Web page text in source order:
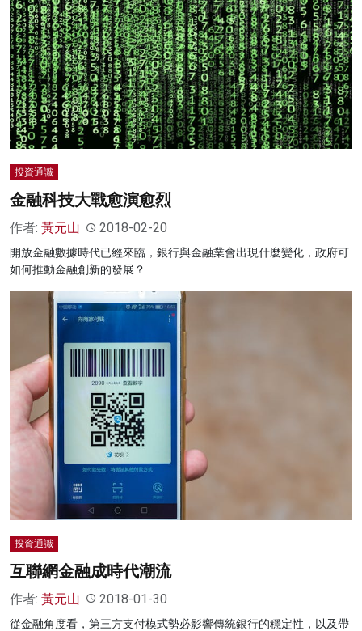
投資通識
金融科技大戰愈演愈烈
作者: 黃元山 2018-02-20
開放金融數據時代已經來臨，銀行與金融業會出現什麼變化，政府可
如何推動金融創新的發展？
投資通識
互聯網金融成時代潮流
作者: 黃元山 2018-01-30
從金融角度看，第三方支付模式勢必影響傳統銀行的穩定性，以及帶